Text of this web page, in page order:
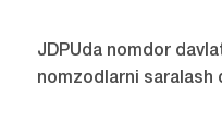
JDPUda nomdor
nomzodlarni saralash